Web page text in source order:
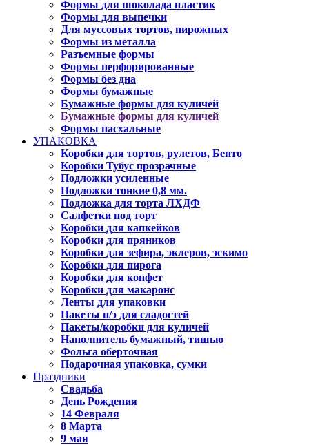
Формы для шоколада пластик
Формы для выпечки
Для муссовых тортов, пирожных
Формы из металла
Разъемные формы
Формы перфорированные
Формы без дна
Формы бумажные
Бумажные формы для куличей
Бумажные формы для куличей
Формы пасхальные
УПАКОВКА
Коробки для тортов, рулетов, Бенто
Коробки Тубус прозрачные
Подложки усиленные
Подложки тонкие 0,8 мм.
Подложка для торта ЛХДФ
Салфетки под торт
Коробки для капкейков
Коробки для пряников
Коробки для зефира, эклеров, эскимо
Коробки для пирога
Коробки для конфет
Коробки для макаронс
Ленты для упаковки
Пакеты п/э для сладостей
Пакеты/коробки для куличей
Наполнитель бумажный, тишью
Фольга оберточная
Подарочная упаковка, сумки
Праздники
Свадьба
День Рождения
14 Февраля
8 Марта
9 мая